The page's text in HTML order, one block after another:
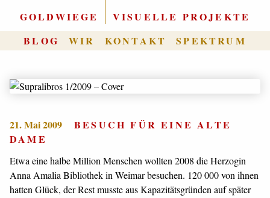
GOLDWIEGE
VISUELLE PROJEKTE
BLOG
WIR KONTAKT SPEKTRUM
21. Mai 2009 BESUCH FÜR EINE ALTE
DAME
Etwa eine halbe Million Menschen wollten 2008 die Herzogin
Anna Amalia Bibliothek in Weimar besuchen. 120 000 von ihnen
hatten Glück, der Rest musste aus Kapazitätsgründen auf später